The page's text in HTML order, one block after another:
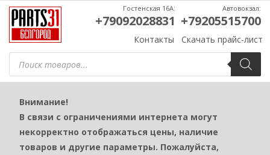
Поиск
товаров
Контакты Скачать прайс-лист
Гостенская 16А:
+79092028831
Автовокзал:
+79205515700
Внимание!
В связи с ограничениями интернета могут
некорректно отображаться цены, наличие
товаров и другие параметры. Пожалуйста,